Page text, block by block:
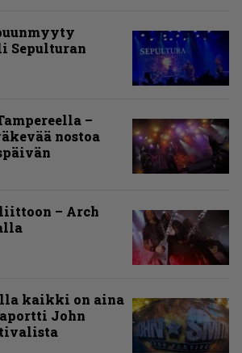
Sepulturan
–
nostoa
– Arch
kaikki on aina
John